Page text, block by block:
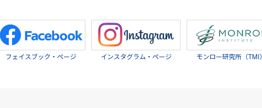
フェイスブック・ページ インスタグラム・ページ モンロー研究所（TMI）